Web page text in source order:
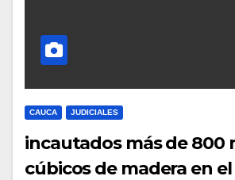
CAUCA JUDICIALES
incautados más de 800
cúbicos de madera en